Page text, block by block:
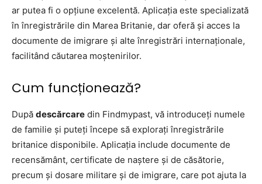
ar putea fi o opțiune excelentă. Aplicația este specializată
în înregistrările din Marea Britanie, dar oferă și acces la
documente de imigrare și alte înregistrări internaționale,
facilitând căutarea moștenirilor.
Cum funcționează?
După descărcare din Findmypast, vă introduceți numele
de familie și puteți începe să explorați înregistrările
britanice disponibile. Aplicația include documente de
recensământ, certificate de naștere și de căsătorie,
precum și dosare militare și de imigrare, care pot ajuta la